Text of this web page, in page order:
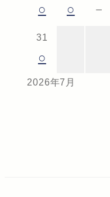
○ ○ －
31
○
2026年7月